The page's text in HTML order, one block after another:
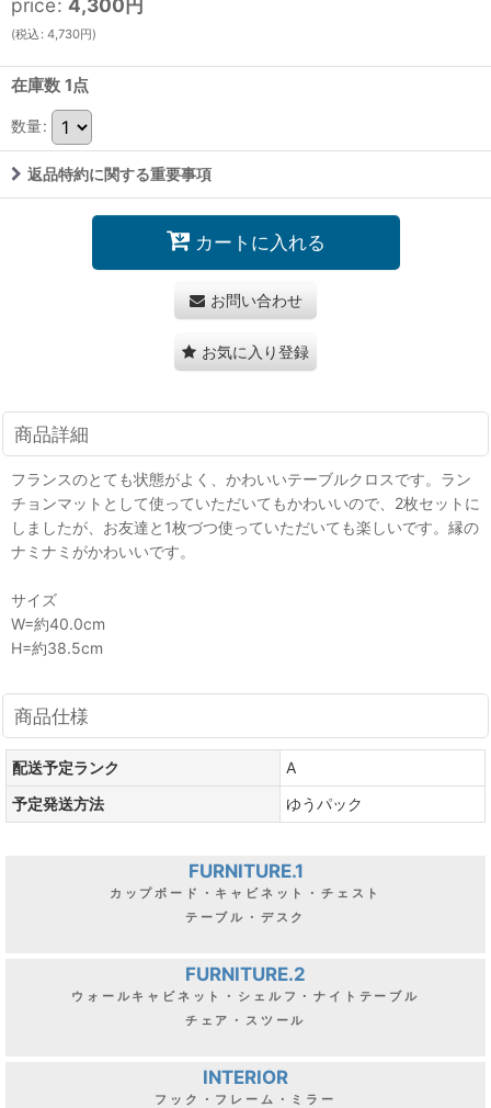
price: 4,300円
(税込 : 4,730円)
在庫数 1点
数量:
返品特約に関する重要事項
カートに入れる
お問い合わせ
お気に入り登録
商品詳細
フランスのとても状態がよく、かわいいテーブルクロスです。ラン
チョンマットとして使っていただいてもかわいいので、2枚セットに
しましたが、お友達と1枚づつ使っていただいても楽しいです。縁の
ナミナミがかわいいです。
サイズ
W=約40.0cm
H=約38.5cm
商品仕様
配送予定ランク
A
予定発送方法
ゆうパック
FURNITURE.1
カップボード・キャビネット・チェスト
テーブル・デスク
FURNITURE.2
ウォールキャビネット・シェルフ・ナイトテーブル
チェア・スツール
INTERIOR
フック・フレーム・ミラー